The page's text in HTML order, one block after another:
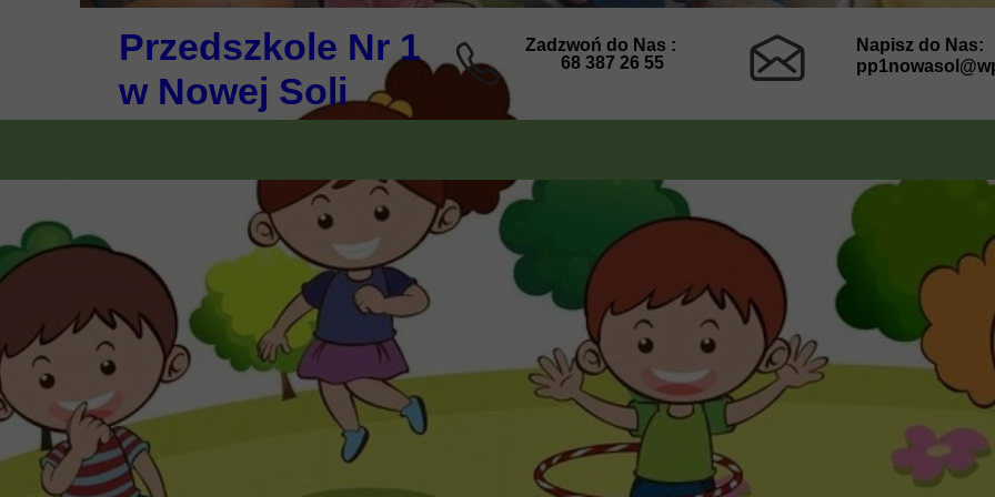
Napisz do Nas:
Zadzwoń do Nas :
68 387 26 55
Przedszkole Nr 1
w Nowej Soli